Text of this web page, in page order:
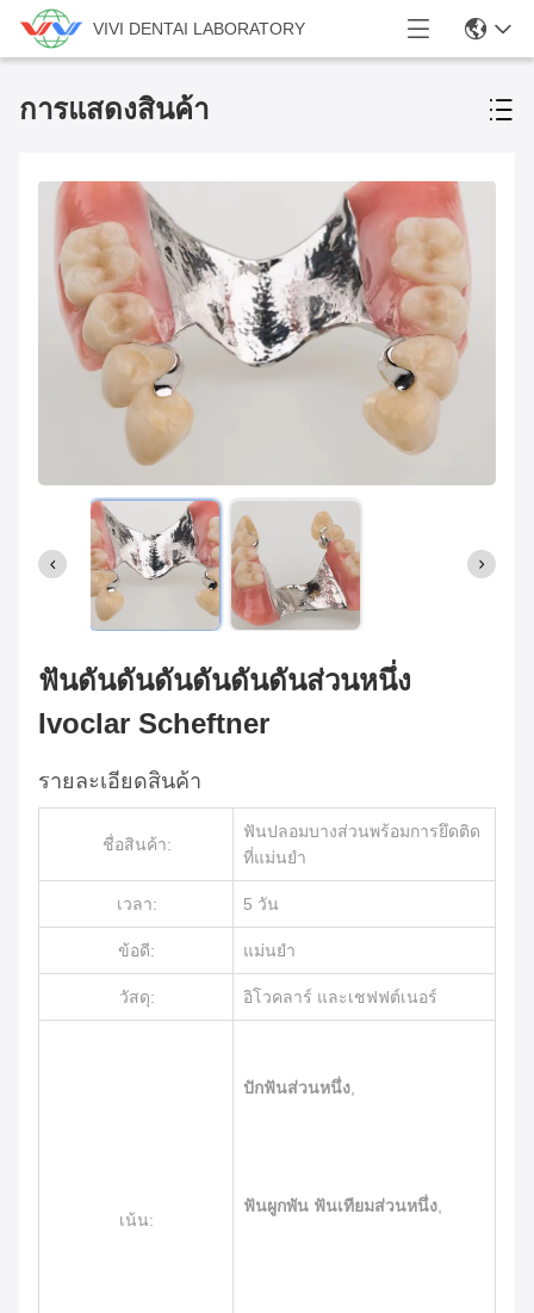
VIVI DENTAI LABORATORY
การแสดงสินค้า
ฟันดันดันดันดันดันดันส่วนหนึ่ง
Ivoclar Scheftner
รายละเอียดสินค้า
ชื่อสินค้า:
ฟันปลอมบางส่วนพร้อมการยึดติด
ที่แม่นยำ
เวลา: 5 วัน
ข้อดี: แม่นยำ
วัสดุ: อิโวคลาร์ และเชฟฟต์เนอร์
เน้น:
ปักฟันส่วนหนึ่ง
ฟันผูกพัน ฟันเทียมส่วนหนึ่ง